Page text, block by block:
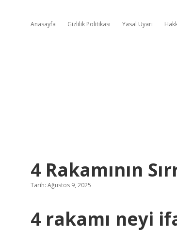
Anasayfa Gizlilik Politikası Yasal Uyarı
4 Rakamının
Tarih: Ağustos 9, 2025
4 rakamı neyi